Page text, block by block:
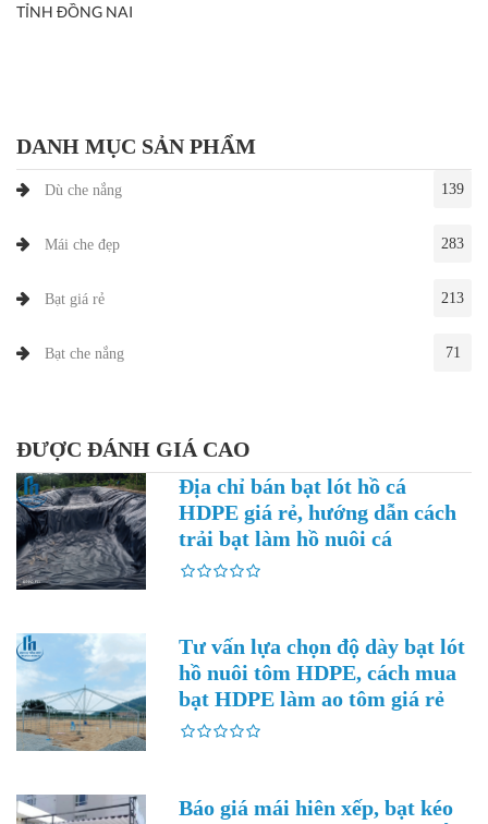
TỈNH ĐỒNG NAI
DANH MỤC SẢN PHẨM
Dù che nắng 139
Mái che đẹp 283
Bạt giá rẻ 213
Bạt che nắng 71
ĐƯỢC ĐÁNH GIÁ CAO
Địa chỉ bán bạt lót hồ cá
HDPE giá rẻ, hướng dẫn cách
trải bạt làm hồ nuôi cá
Tư vấn lựa chọn độ dày bạt lót
hồ nuôi tôm HDPE, cách mua
bạt HDPE làm ao tôm giá rẻ
Báo giá mái hiên xếp, bạt kéo